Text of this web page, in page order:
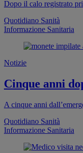
Dopo il calo registrato
Quotidiano Sanità
Informazione Sanitaria
Notizie
Cinque anni
A cinque anni
Quotidiano Sanità
Informazione Sanitaria